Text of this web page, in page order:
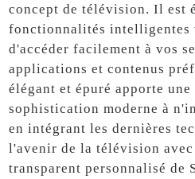
concept de télévision. Il est
fonctionnalités intelligentes
d'accéder facilement à vos
applications et contenus
élégant et épuré apporte une
sophistication moderne à
en intégrant les dernières
l'avenir de la télévision
transparent personnalisé de